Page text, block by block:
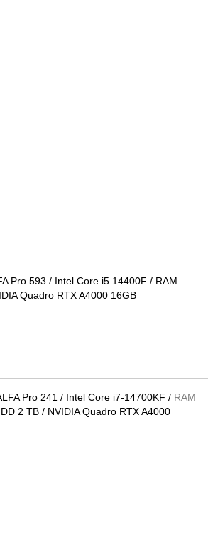
Pro 593 / Intel Core i5 14400F / RAM
Quadro RTX A4000 16GB